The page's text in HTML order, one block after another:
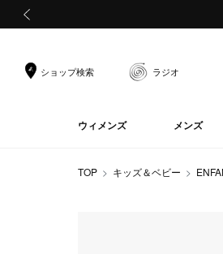
ショップ検索 ラジオ
ウィメンズ メンズ
TOP キッズ＆ベビー